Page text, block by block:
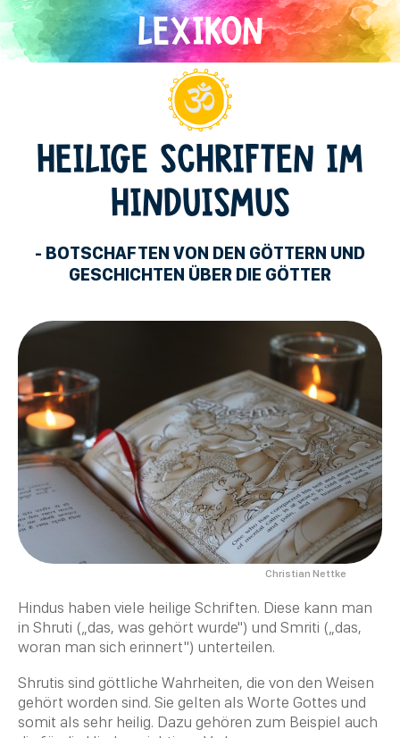
Direkt
zum
Inhalt
HEILIGE SCHRIFTEN IM
HINDUISMUS
- BOTSCHAFTEN VON DEN GÖTTERN UND
GESCHICHTEN ÜBER DIE GÖTTER
Christian Nettke
Hindus haben viele heilige Schriften. Diese kann man
in Shruti ( das, was gehört wurde") und Smriti ( das,
woran man sich erinnert") unterteilen.
Shrutis sind göttliche Wahrheiten, die von den Weisen
gehört worden sind. Sie gelten als Worte Gottes und
somit als sehr heilig. Dazu gehören zum Beispiel auch